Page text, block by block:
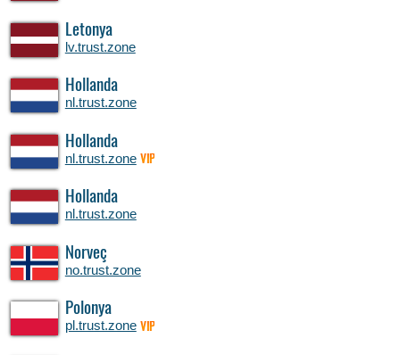
Letonya
lv.trust.zone
Hollanda
nl.trust.zone
Hollanda
nl.trust.zone VIP
Hollanda
nl.trust.zone
Norveç
no.trust.zone
Polonya
pl.trust.zone VIP